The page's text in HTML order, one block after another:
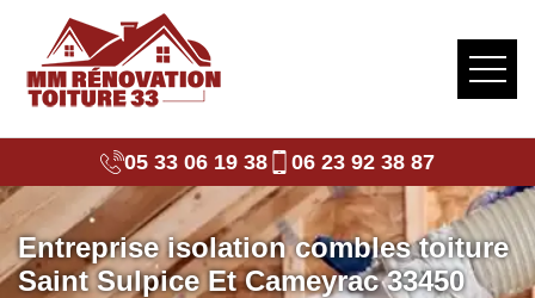
05 33 06 19 38 06 23 92 38 87
Entreprise isolation combles toiture
Saint Sulpice Et Cameyrac 33450